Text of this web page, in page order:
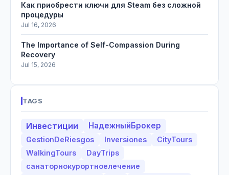
Как приобрести ключи для Steam без сложной
процедуры
Jul 16, 2026
The Importance of Self-Compassion During
Recovery
Jul 15, 2026
TAGS
Инвестиции НадежныйБрокер
GestionDeRiesgos Inversiones
CityTours
WalkingTours
DayTrips
санаторнокурортноелечение